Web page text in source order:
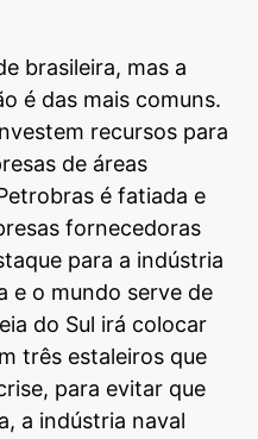
brasileira, mas a
é das mais comuns.
recursos para
de áreas
é fatiada e
fornecedoras
para a indústria
e o mundo serve de
do Sul irá colocar
três estaleiros que
para evitar que
a indústria naval